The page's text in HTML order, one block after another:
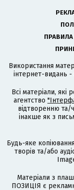
ПРАВИЛА
Використання
інтернет-видань -
Всі матеріали, які
агентство
відтворенню
інакше як з
Будь-яке
творів та/або
Матеріали з
ПОЗИЦІЯ є